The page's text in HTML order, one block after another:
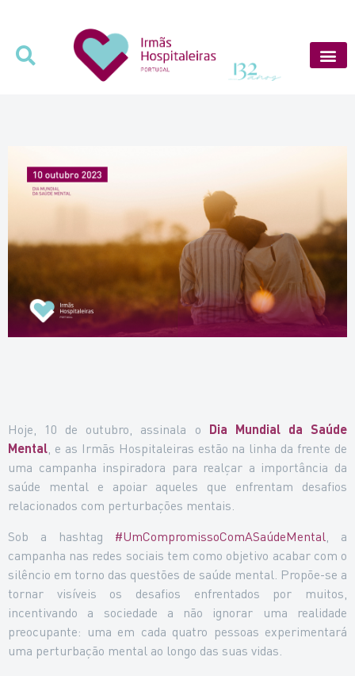
Hoje, 10 de outubro, assinala o Dia Mundial da Saúde
Mental , e as Irmãs Hospitaleiras estão na linha da frente de
uma campanha inspiradora para realçar a importância da
saúde mental e apoiar aqueles que enfrentam desafios
relacionados com perturbações mentais.
Sob a hashtag #UmCompromissoComASaúdeMental , a
campanha nas redes sociais tem como objetivo acabar com o
silêncio em torno das questões de saúde mental. Propõe-se a
tornar visíveis os desafios enfrentados por muitos,
incentivando a sociedade a não ignorar uma realidade
preocupante: uma em cada quatro pessoas experimentará
uma perturbação mental ao longo das suas vidas.